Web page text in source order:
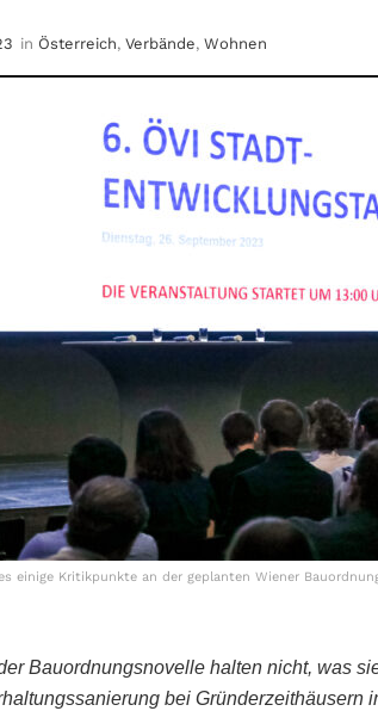
in Österreich, Verbände, Wohnen
einige Kritikpunkte an der geplanten Wiener
Bauordnungsnovelle halten nicht, was
bei Gründerzeithäusern